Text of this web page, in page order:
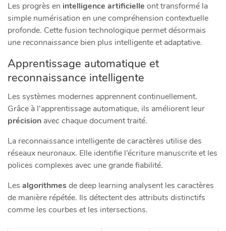
Les progrès en intelligence artificielle ont transformé la
simple numérisation en une compréhension contextuelle
profonde. Cette fusion technologique permet désormais
une reconnaissance bien plus intelligente et adaptative.
Apprentissage automatique et
reconnaissance intelligente
Les systèmes modernes apprennent continuellement.
Grâce à l’apprentissage automatique, ils améliorent leur
précision avec chaque document traité.
La reconnaissance intelligente de caractères utilise des
réseaux neuronaux. Elle identifie l’écriture manuscrite et les
polices complexes avec une grande fiabilité.
Les algorithmesde deep learning analysent les caractères
de manière répétée. Ils détectent des attributs distinctifs
comme les courbes et les intersections.